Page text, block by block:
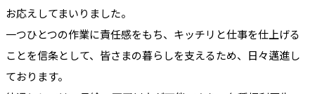
お応えしてまいりました。
一つひとつの作業に責任感をもち、キッチリと仕事を仕上げる
ことを信条として、皆さまの暮らしを支えるため、日々邁進し
ております。